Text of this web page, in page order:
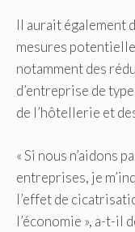
Il aurait également
mesures
notamment des
d’entreprise de
de l’hôtellerie et
« Si nous n’aidons
entreprises, je
l’effet de
l’économie », a-t-il